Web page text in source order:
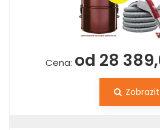
Cena: od 28
Zobrazit